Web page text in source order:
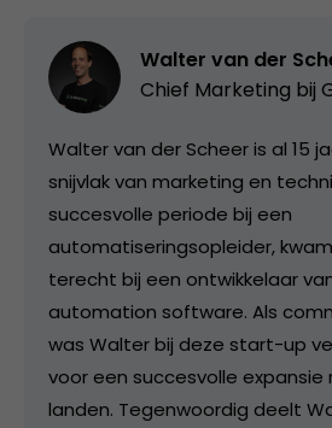
Walter van der
Chief Marketing bij
Walter van der Scheer is al 15
snijvlak van marketing en
succesvolle periode bij een
automatiseringsopleider,
terecht bij een ontwikkelaar
automation software. Als
was Walter bij deze start-up
voor een succesvolle expansie
landen. Tegenwoordig deelt